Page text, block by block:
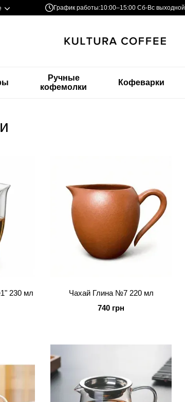
График работы:10:00–15:00 Сб-Вс выходной
Ручные
кофемолки
Кофеварки
230 мл
Чахай Глина №7 220 мл
740 грн